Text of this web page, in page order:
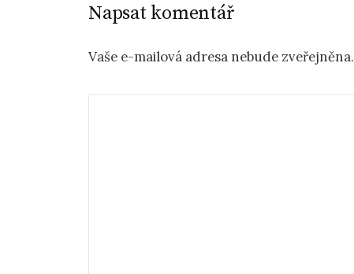
Napsat komentář
Vaše e-mailová adresa nebude zveřejněna.